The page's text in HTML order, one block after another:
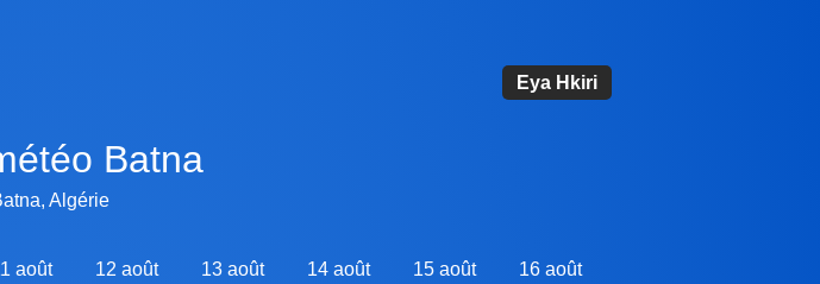
Eya Hkiri
Batna
Algérie
août 12 août 13 août 14 août 15 août 16 août